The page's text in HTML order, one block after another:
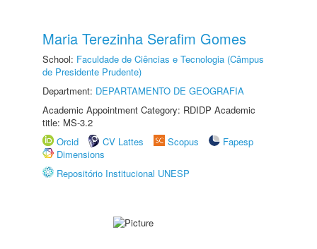
Maria Terezinha Serafim Gomes
School: Faculdade de Ciências e Tecnologia (Câmpus
de Presidente Prudente)
Department: DEPARTAMENTO DE GEOGRAFIA
Academic Appointment Category: RDIDP Academic
title: MS-3.2
Orcid
CV Lattes Scopus
Fapesp
Dimensions
Repositório Institucional UNESP